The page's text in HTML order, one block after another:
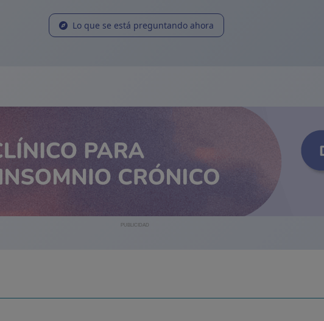
Lo que se está preguntando ahora
PUBLICIDAD